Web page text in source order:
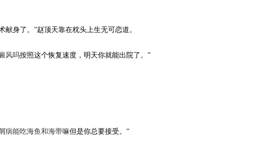
身了。”赵顶天靠在枕头上生无可恋道。
风吗按照这个恢复速度，明天你就能出院了。”
病能吃海鱼和海带嘛但是你总要接受。”